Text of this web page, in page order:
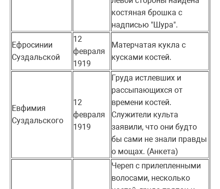
костяная брошка с
надписью "Шура".
Ефросинии
Суздальской
12
февраля
1919
Матерчатая кукла с
кусками костей.
Евфимия
Суздальского
12
февраля
1919
Груда истлевших и
рассыпающихся от
времени костей.
Служители культа
заявили, что они будто
бы сами не знали правды
о мощах. (Анкета)
Череп с прилепленными
волосами, несколько